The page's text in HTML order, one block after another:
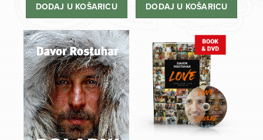
DODAJ U KOŠARICU DODAJ U KOŠARICU